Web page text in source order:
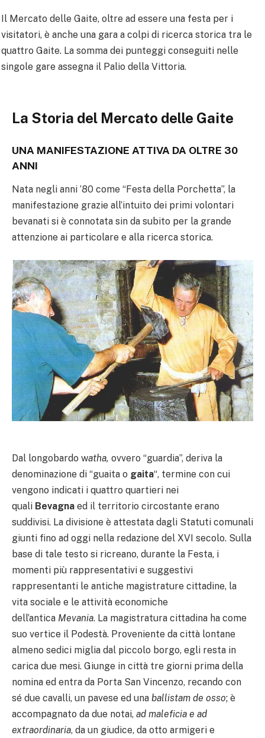
Il Mercato delle Gaite, oltre ad essere una festa per i
visitatori, è anche una gara a colpi di ricerca storica tra le
quattro Gaite. La somma dei punteggi conseguiti nelle
singole gare assegna il Palio della Vittoria.
La Storia del Mercato delle Gaite
UNA MANIFESTAZIONE ATTIVA DA OLTRE 30
ANNI
Nata negli anni ’80 come “Festa della Porchetta”, la
manifestazione grazie all’intuito dei primi volontari
bevanati si è connotata sin da subito per la grande
attenzione ai particolare e alla ricerca storica.
Dal longobardo watha, ovvero “guardia”, deriva la
denominazione di “guaita o gaita“, termine con cui
vengono indicati i quattro quartieri nei
quali Bevagna ed il territorio circostante erano
suddivisi. La divisione è attestata dagli Statuti comunali
giunti fino ad oggi nella redazione del XVI secolo. Sulla
base di tale testo si ricreano, durante la Festa, i
momenti più rappresentativi e suggestivi
rappresentanti le antiche magistrature cittadine, la
vita sociale e le attività economiche
dell’antica Mevania. La magistratura cittadina ha come
suo vertice il Podestà. Proveniente da città lontane
almeno sedici miglia dal piccolo borgo, egli resta in
carica due mesi. Giunge in città tre giorni prima della
nomina ed entra da Porta San Vincenzo, recando con
sé due cavalli, un pavese ed una ballistam de osso; è
accompagnato da due notai, ad maleficia e ad
extraordinaria, da un giudice, da otto armigeri e